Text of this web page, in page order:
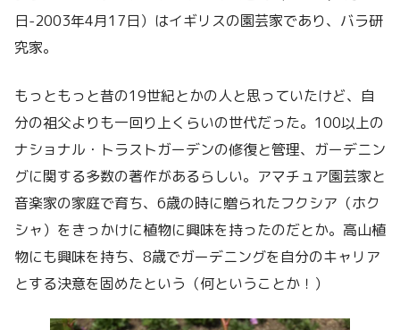
日-2003年4月17日）はイギリスの園芸家であり、バラ研
究家。
もっともっと昔の19世紀とかの人と思っていたけど、自
分の祖父よりも一回り上くらいの世代だった。100以上の
ナショナル・トラストガーデンの修復と管理、ガーデニン
グに関する多数の著作があるらしい。アマチュア園芸家と
音楽家の家庭で育ち、6歳の時に贈られたフクシア（ホク
シャ）をきっかけに植物に興味を持ったのだとか。高山植
物にも興味を持ち、8歳でガーデニングを自分のキャリア
とする決意を固めたという（何ということか！）